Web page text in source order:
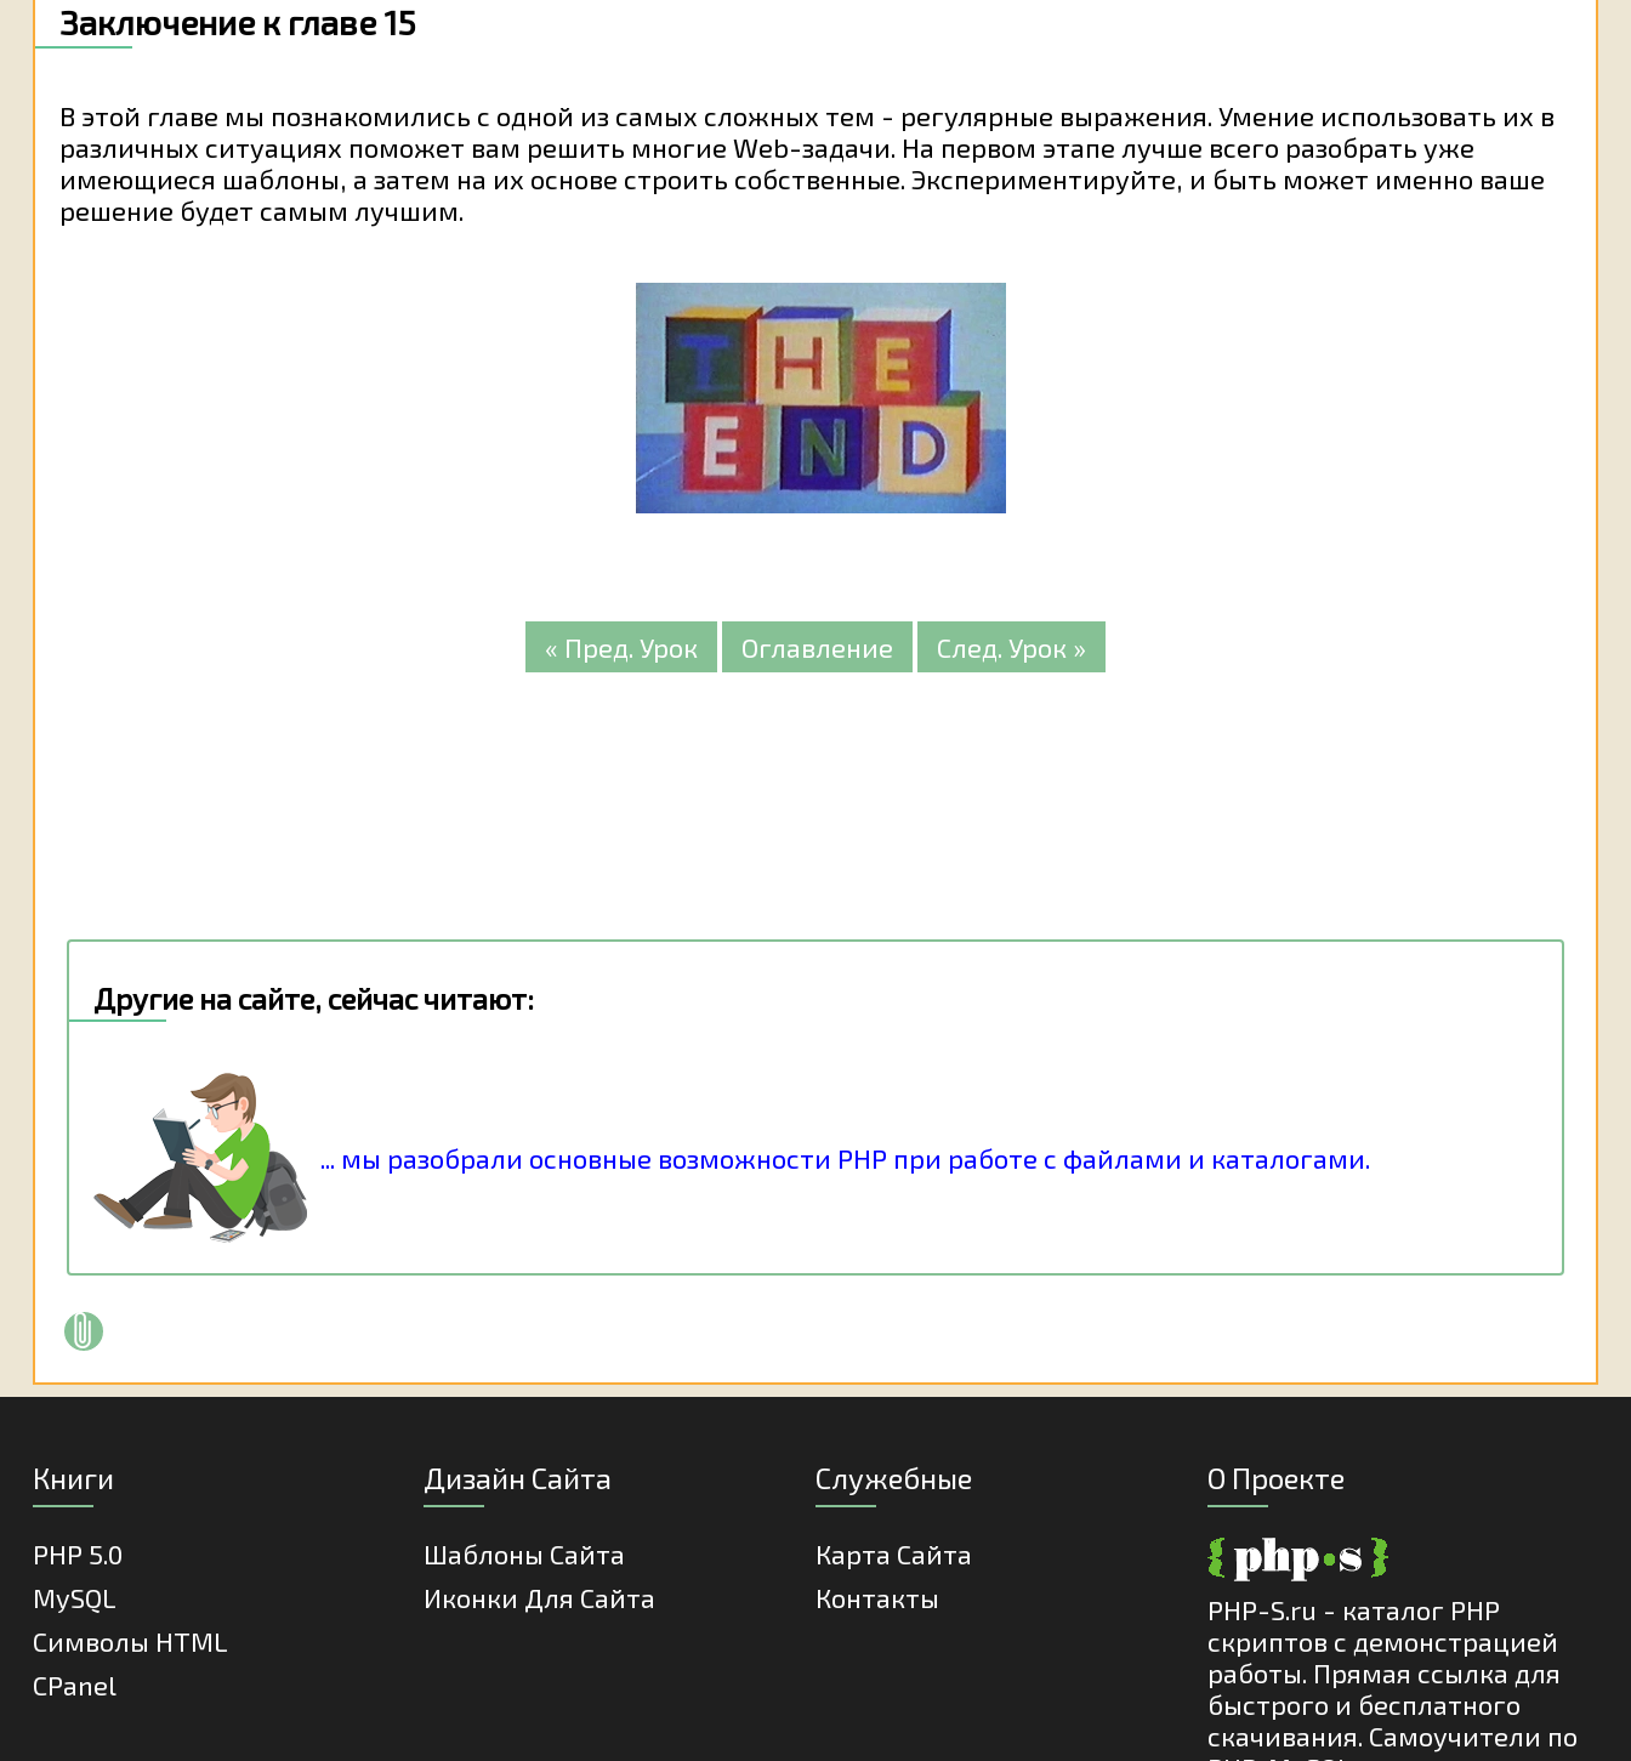
Заключение к главе 15
В этой главе мы познакомились с одной из самых сложных тем - регулярные выражения. Умение использовать их в
различных ситуациях поможет вам решить многие Web-задачи. На первом этапе лучше всего разобрать уже
имеющиеся шаблоны, а затем на их основе строить собственные. Экспериментируйте, и быть может именно ваше
решение будет самым лучшим.
« Пред. Урок Оглавление След. Урок »
Другие на сайте, сейчас читают:
... мы разобрали основные возможности РНР при работе с файлами и каталогами.
Книги
PHP 5.0
MySQL
Cимволы HTML
CPanel
Дизайн Сайта
Шаблоны Сайта
Иконки Для Сайта
Служебные
Карта Сайта
Контакты
О Проекте
PHP-S.ru - каталог PHP
скриптов с демонстрацией
работы. Прямая ссылка для
быстрого и бесплатного
скачивания. Самоучители по